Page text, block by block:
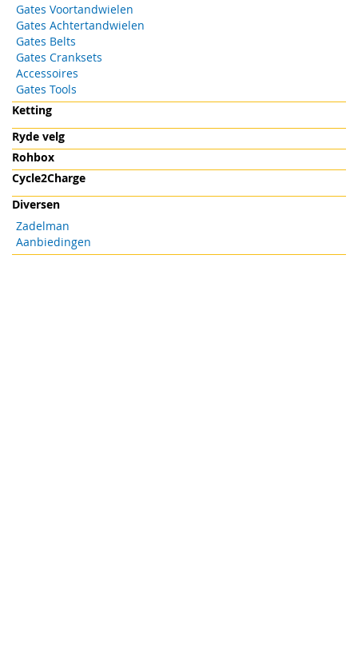
Gates Voortandwielen
Gates Achtertandwielen
Gates Belts
Gates Cranksets
Accessoires
Gates Tools
Ketting
Ryde velg
Rohbox
Cycle2Charge
Diversen
Zadelman
Aanbiedingen